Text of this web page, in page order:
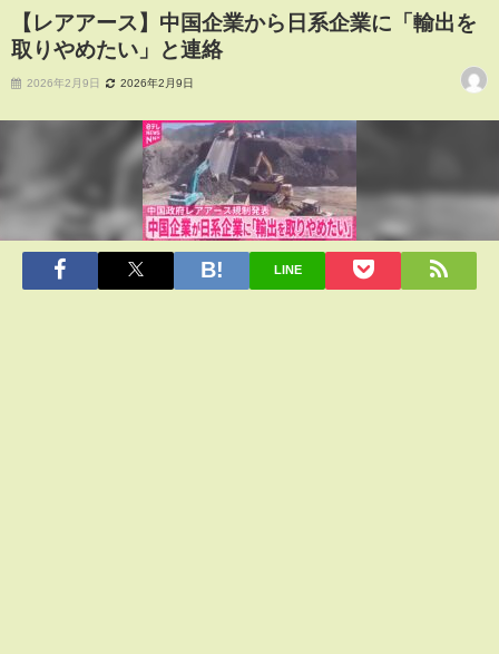
【レアアース】中国企業から日系企業に「輸出を
取りやめたい」と連絡
2026年2月9日 2026年2月9日
LINE